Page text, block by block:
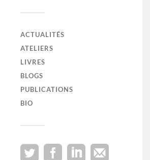
ACTUALITÉS
ATELIERS
LIVRES
BLOGS
PUBLICATIONS
BIO